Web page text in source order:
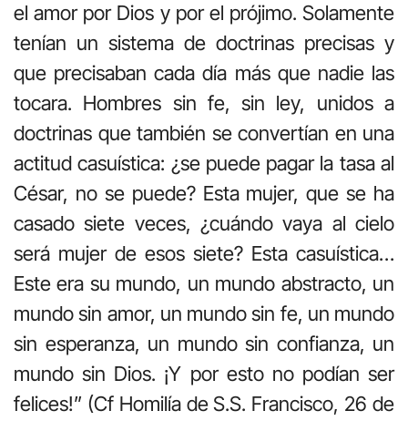
el amor por Dios y por el prójimo. Solamente
tenían un sistema de doctrinas precisas y
que precisaban cada día más que nadie las
tocara. Hombres sin fe, sin ley, unidos a
doctrinas que también se convertían en una
actitud casuística: ¿se puede pagar la tasa al
César, no se puede? Esta mujer, que se ha
casado siete veces, ¿cuándo vaya al cielo
será mujer de esos siete? Esta casuística…
Este era su mundo, un mundo abstracto, un
mundo sin amor, un mundo sin fe, un mundo
sin esperanza, un mundo sin confianza, un
mundo sin Dios. ¡Y por esto no podían ser
felices!” (Cf Homilía de S.S. Francisco, 26 de